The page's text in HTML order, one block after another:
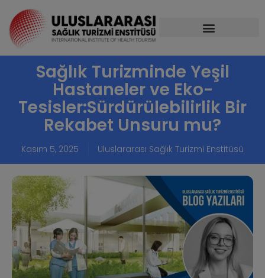
Sağlık Turizminde Yeşil
Hastaneler ve Eko-
Tesisler:Sürdürülebilirlik Bir
Rekabet Unsuru mu?
Kasım 5, 2025 Uluslararası Sağlık Turizmi Enstitüsü